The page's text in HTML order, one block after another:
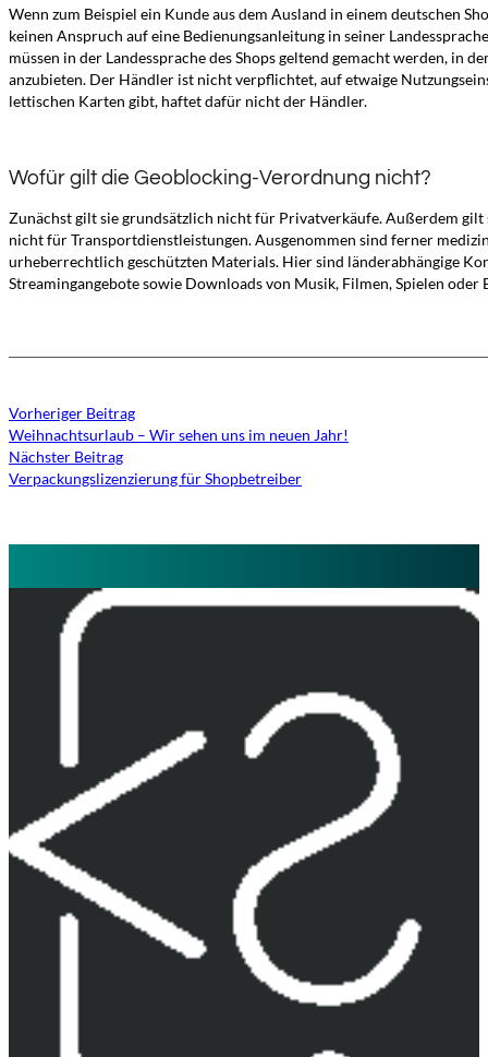
Wenn zum Beispiel ein Kunde aus dem Ausland in einem deutschen
keinen Anspruch auf eine Bedienungsanleitung in seiner
müssen in der Landessprache des Shops geltend gemacht werden,
anzubieten. Der Händler ist nicht verpflichtet, auf etwaige
lettischen Karten gibt, haftet dafür nicht der Händler.
Wofür gilt die Geoblocking-Verordnung nicht?
Zunächst gilt sie grundsätzlich nicht für Privatverkäufe. Außerdem
nicht für Transportdienstleistungen. Ausgenommen sind ferner
urheberrechtlich geschützten Materials. Hier sind länderabhängige
Streamingangebote sowie Downloads von Musik, Filmen, Spielen
Vorheriger Beitrag
Weihnachtsurlaub – Wir sehen uns im neuen Jahr!
Nächster Beitrag
Verpackungslizenzierung für Shopbetreiber